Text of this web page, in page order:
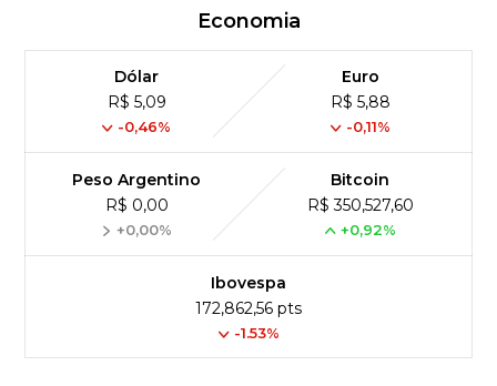
Economia
Dólar
R$ 5,09
-0,46%
Euro
R$ 5,88
-0,11%
Peso Argentino
R$ 0,00
+0,00%
Bitcoin
R$ 350,527,60
+0,92%
Ibovespa
172,862,56 pts
-1.53%